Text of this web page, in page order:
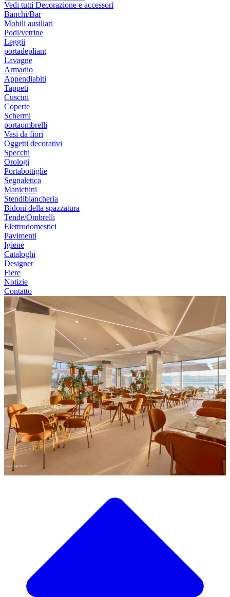
Vedi tutti Decorazione e accessori
Banchi/Bar
Mobili ausiliari
Podi/vetrine
Leggii
portadepliant
Lavagne
Armadio
Appendiabiti
Tappeti
Cuscini
Coperte
Schermi
portaombrelli
Vasi da fiori
Oggetti decorativi
Specchi
Orologi
Portabottiglie
Segnaletica
Manichini
Stendibiancheria
Bidoni della spazzatura
Tende/Ombrelli
Elettrodomestici
Pavimenti
Igiene
Cataloghi
Designer
Fiere
Notizie
Contatto
Scopri la nostra ampia selezione di mobili di design
Il Nostro Catalogo Mobili